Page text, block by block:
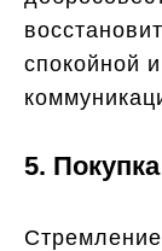
спокойной
5.